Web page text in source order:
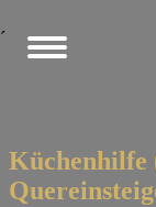
´
Küchenhilfe